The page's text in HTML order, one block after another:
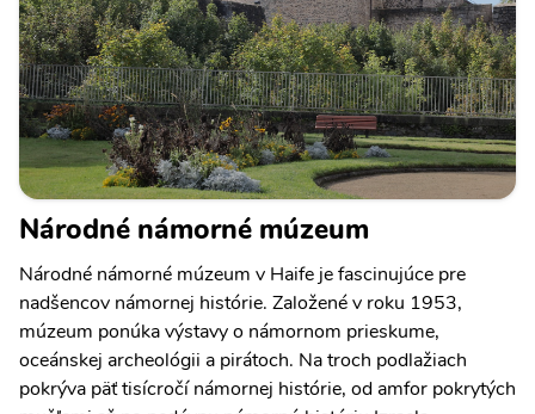
Národné námorné múzeum
Národné námorné múzeum v Haife je fascinujúce pre
nadšencov námornej histórie. Založené v roku 1953,
múzeum ponúka výstavy o námornom prieskume,
oceánskej archeológii a pirátoch. Na troch podlažiach
pokrýva päť tisícročí námornej histórie, od amfor pokrytých